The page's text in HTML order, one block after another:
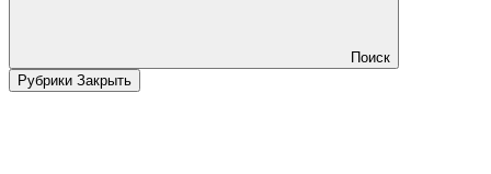
Поиск
Рубрики Закрыть